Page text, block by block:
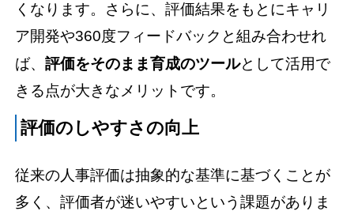
くなります。さらに、評価結果をもとにキャリ
ア開発や360度フィードバックと組み合わせれ
ば、評価をそのまま育成のツールとして活用で
きる点が大きなメリットです。
評価のしやすさの向上
従来の人事評価は抽象的な基準に基づくことが
多く、評価者が迷いやすいという課題がありま